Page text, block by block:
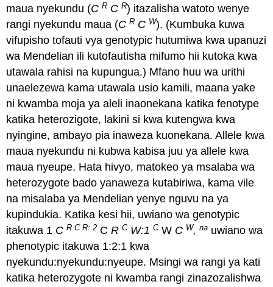
maua nyekundu (CR CR) itazalisha watoto wenye
rangi nyekundu maua (CR C W). (Kumbuka kuwa
vifupisho tofauti vya genotypic hutumiwa kwa upanuzi
wa Mendelian ili kutofautisha mifumo hii kutoka kwa
utawala rahisi na kupungua.) Mfano huu wa urithi
unaelezewa kama utawala usio kamili, maana yake
ni kwamba moja ya aleli inaonekana katika fenotype
katika heterozigote, lakini si kwa kutengwa kwa
nyingine, ambayo pia inaweza kuonekana. Allele kwa
maua nyekundu ni kubwa kabisa juu ya allele kwa
maua nyeupe. Hata hivyo, matokeo ya msalaba wa
heterozygote bado yanaweza kutabiriwa, kama vile
na misalaba ya Mendelian yenye nguvu na ya
kupindukia. Katika kesi hii, uwiano wa genotypic
itakuwa 1 CR C R: 2 CRC W:1C W C W,na uwiano wa
phenotypic itakuwa 1:2:1 kwa
nyekundu:nyekundu:nyeupe. Msingi wa rangi ya kati
katika heterozygote ni kwamba rangi zinazozalishwa